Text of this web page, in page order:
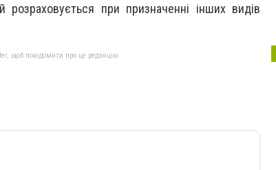
розраховується при призначенні інших видів
щоб повідомити про це редакцію